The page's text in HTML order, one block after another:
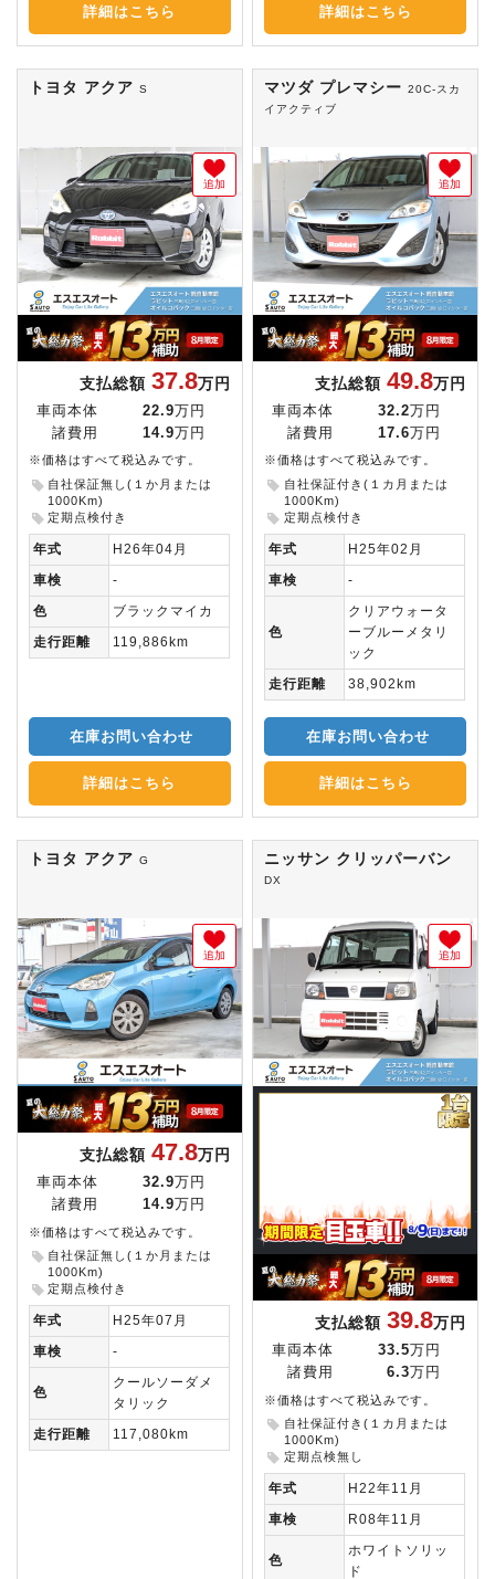
詳細はこちら 詳細はこちら
トヨタ アクア S
追加
支払総額 37.8万円
車両本体 22.9 万円
諸費用
14.9 万円
※価格はすべて税込みです。
自社保証無し(１か月または
1000Km)
定期点検付き
年式
H26年04月
車検
-
色
ブラックマイカ
走行距離
119,886km
在庫お問い合わせ
詳細はこちら
マツダ プレマシー20C-スカ
イアクティブ
追加
支払総額 49.8万円
車両本体 32.2 万円
諸費用
17.6 万円
※価格はすべて税込みです。
自社保証付き(１カ月または
1000Km)
定期点検付き
年式
H25年02月
車検
-
色
クリアウォータ
ーブルーメタリ
ック
走行距離
38,902km
在庫お問い合わせ
詳細はこちら
トヨタ アクア G
追加
支払総額 47.8万円
車両本体 32.9 万円
諸費用
14.9 万円
※価格はすべて税込みです。
自社保証無し(１か月または
1000Km)
定期点検付き
年式
H25年07月
車検
-
色
クールソーダメ
タリック
走行距離
117,080km
ニッサン クリッパーバン
DX
追加
支払総額 39.8万円
車両本体 33.5 万円
諸費用
6.3 万円
※価格はすべて税込みです。
自社保証付き(１カ月または
1000Km)
定期点検無し
年式
H22年11月
車検
R08年11月
色
ホワイトソリッ
ド